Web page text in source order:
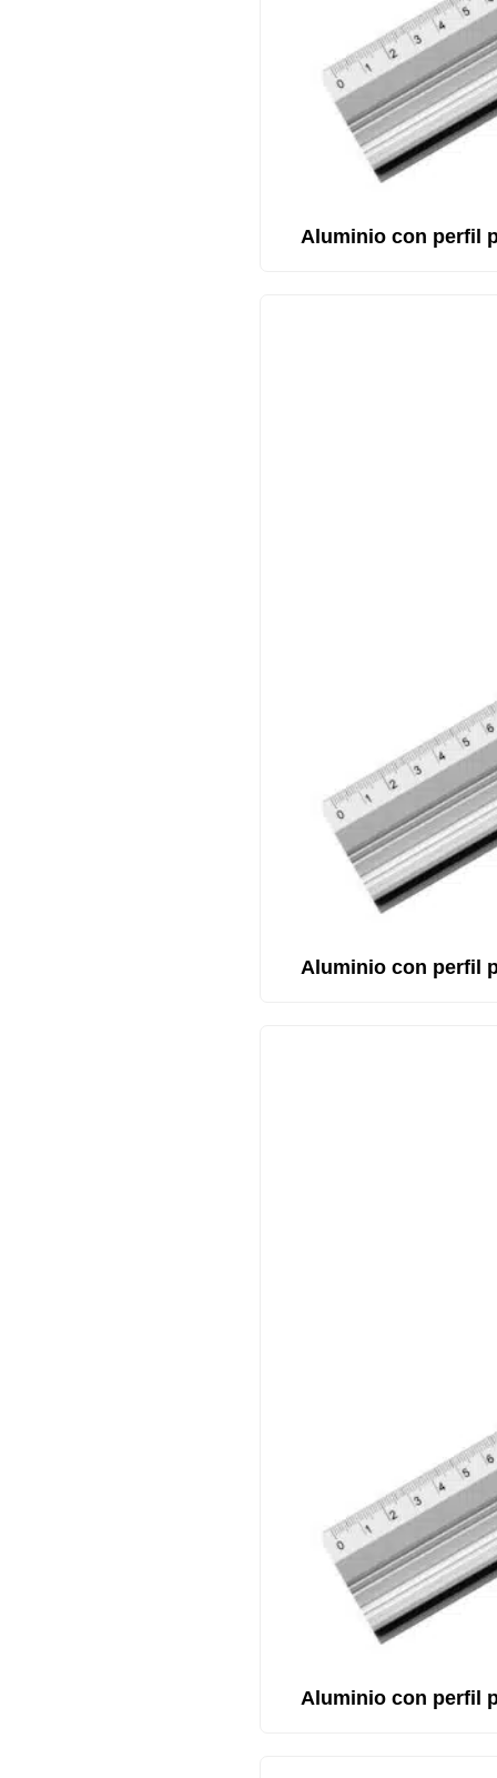
Aluminio con perfil
Aluminio con perfil
Aluminio con perfil